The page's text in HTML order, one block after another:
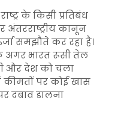
के किसी प्रतिबंध
कानून
समझौते कर रहा है।
अगर भारत रूसी तेल
और देश को चला
कीमतों पर कोई खास
दबाव डालना